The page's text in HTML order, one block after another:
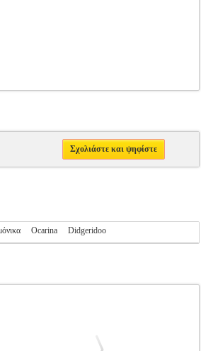
Σχολιάστε και ψηφίστε
Ocarina Didgeridoo